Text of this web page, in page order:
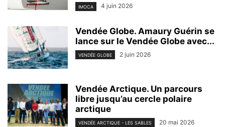
IMOCA 4 juin 2026
Vendée Globe. Amaury Guérin se
lance sur le Vendée Globe avec...
VENDÉE GLOBE 2 juin 2026
Vendée Arctique. Un parcours
libre jusqu’au cercle polaire
arctique
VENDÉE ARCTIQUE - LES SABLES 20 mai 2026